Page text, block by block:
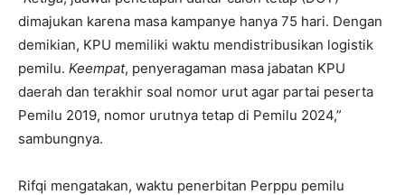
dimajukan karena masa kampanye hanya 75 hari. Dengan
demikian, KPU memiliki waktu mendistribusikan logistik
pemilu. Keempat, penyeragaman masa jabatan KPU
daerah dan terakhir soal nomor urut agar partai peserta
Pemilu 2019, nomor urutnya tetap di Pemilu 2024,”
sambungnya.
Rifqi mengatakan, waktu penerbitan Perppu pemilu